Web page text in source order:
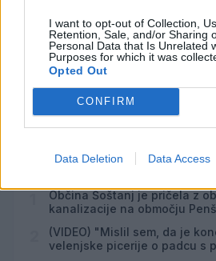
I want to opt-out of Collection,
Retention, Sale, and/or Sharing
Personal Data that Is Unrelated
Purposes for which it was
Opted Out
CONFIRM
Data Deletion Data Access
posameznik kazensko odgovoren
sovraštva, nasilja ali nestrpnosti.
rasističnimi, diskriminatornimi ali
bodo odstranjeni.
Failed to fetch
Najbolj brano
Občina Šoštanj je pričela z
kanalizacije na območju
(VIDEO) "Mislil sem, da je
velenjske picerije o padcu s